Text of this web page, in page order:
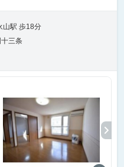
山駅 歩18分
三条